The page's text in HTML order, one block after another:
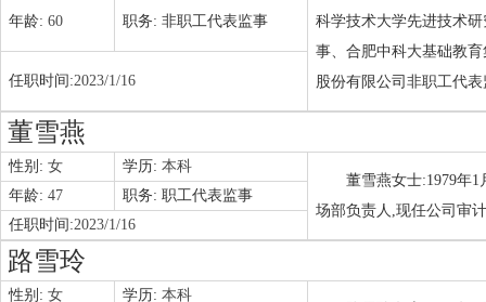
科学技术大学先进技术
事、合肥中科大基础教
股份有限公司非职工代
年龄: 60 职务: 非职工代表监事
任职时间:2023/1/16
董雪燕
性别: 女 学历: 本科
董雪燕女士:1979年
场部负责人,现任公司审
年龄: 47 职务: 职工代表监事
任职时间:2023/1/16
路雪玲
性别: 女 学历: 本科